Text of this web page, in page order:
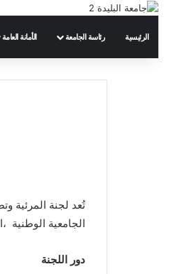
الرئيسية رئاسة الجامعة الأمانة العامة
تُعد لجنة المرئية
الجامعية الوطنية
دور اللجنة